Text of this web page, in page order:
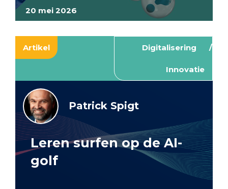
20 mei 2026
Artikel Digitalisering
Innovatie
Patrick Spigt
Leren surfen op de AI-
golf